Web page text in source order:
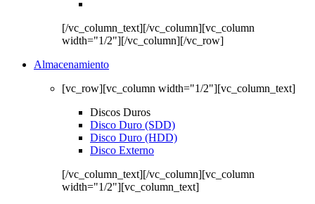
[/vc_column_text][/vc_column][vc_column
width="1/2"][/vc_column][/vc_row]
Almacenamiento
[vc_row][vc_column width="1/2"][vc_column_text]
Discos Duros
Disco Duro (SDD)
Disco Duro (HDD)
Disco Externo
[/vc_column_text][/vc_column][vc_column
width="1/2"][vc_column_text]